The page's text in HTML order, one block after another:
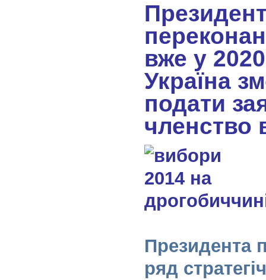
вже у
Україна
подати
членство
Президента
ряд